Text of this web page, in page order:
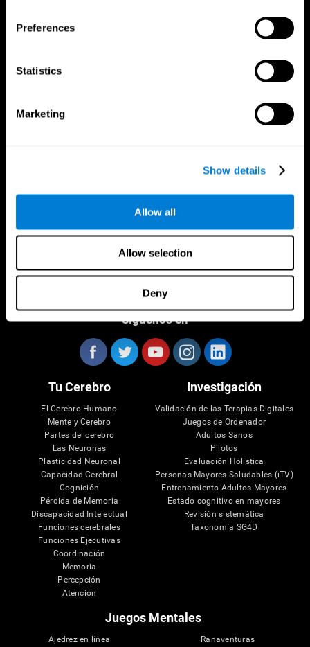
Preferences
Statistics
Marketing
Show details
Allow all
Allow selection
Deny
Síguenos en
Tu Cerebro
El Cerebro Humano
Mente y Cerebro
Partes del cerebro
Las Neuronas
Plasticidad Neuronal
Capacidad Cerebral
Cognición
Pérdida de Memoria
Discapacidad Intelectual
Funciones cerebrales
Funciones Ejecutivas
Coordinación
Memoria
Percepción
Atención
Investigación
Validación de las Terapias Digitales
Juegos de Ordenador
Adultos Sanos
Pilotos
Evaluación Holistica
Personas Mayores Saludables (iTV)
Entrenamiento Adultos Mayores
Estado cognitivo en mayores
Revisión sistemática
Taxonomía SG4D
Juegos Mentales
Ajedrez en línea
Ranaventuras